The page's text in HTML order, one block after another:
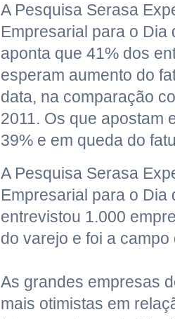
A Pesquisa Serasa
Empresarial para o Dia
aponta que 41% dos
esperam aumento do
data, na comparação
2011. Os que apostam
39% e em queda do
A Pesquisa Serasa
Empresarial para o Dia
entrevistou 1.000
do varejo e foi a
As grandes empresas
mais otimistas em